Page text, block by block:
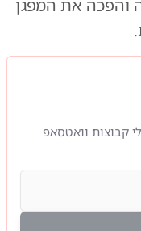
והפכה את המפגן
קבוצות וואטסאפ